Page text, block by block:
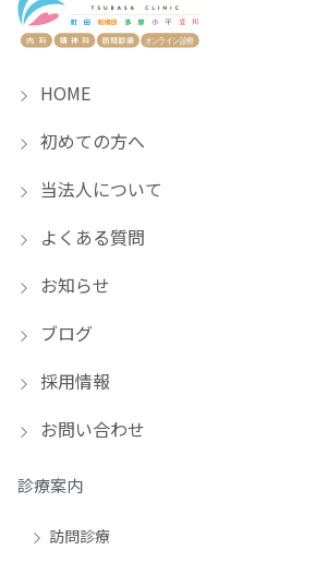
HOME
初めての方へ
当法人について
よくある質問
お知らせ
ブログ
採用情報
お問い合わせ
診療案内
訪問診療